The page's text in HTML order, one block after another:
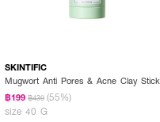
· ขนาด 120 ml.
SKINTIFIC
Mugwort Anti Pores & Acne Clay Stick
฿199 ฿439 (55%)
size 40 G